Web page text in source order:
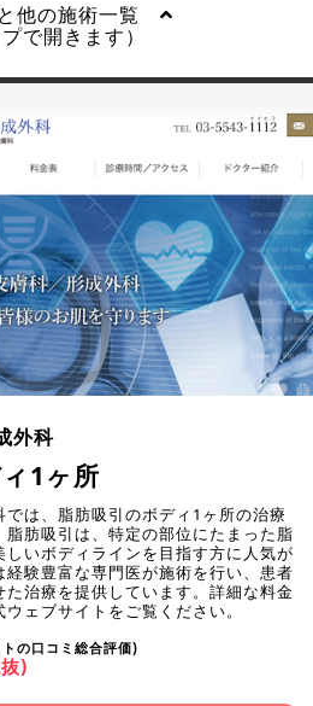
他の施術一覧
プで開きます）
外科
ィ1ヶ所
は、脂肪吸引のボディ1ヶ所の治療
肪吸引は、特定の部位にたまった脂
いボディラインを目指す方に人気が
験豊富な専門医が施術を行い、患者
治療を提供しています。詳細な料金
ェブサイトをご覧ください。
の口コミ総合評価)
)